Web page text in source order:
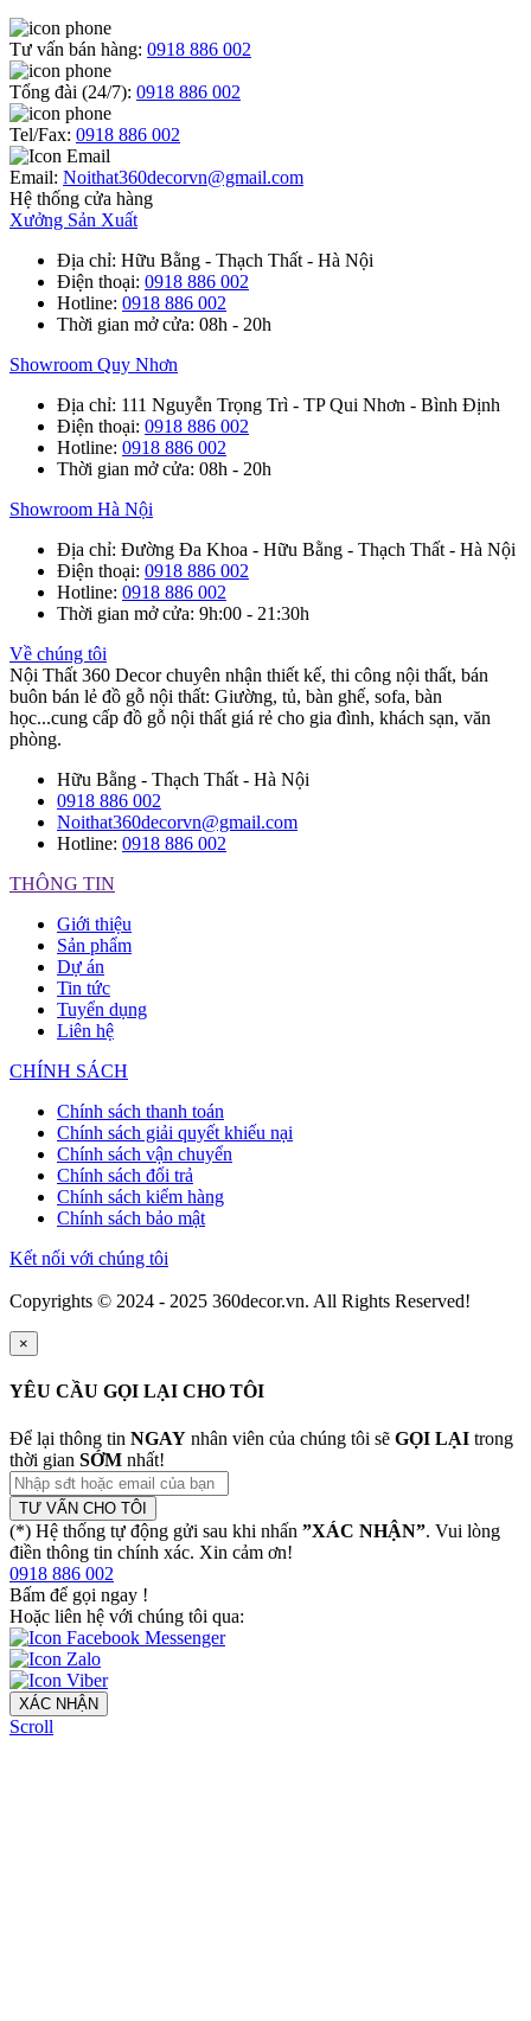
Tư vấn bán hàng: 0918 886 002
Tổng đài (24/7): 0918 886 002
Tel/Fax: 0918 886 002
Email: Noithat360decorvn@gmail.com
Hệ thống cửa hàng
Xưởng Sản Xuất
Địa chỉ: Hữu Bằng - Thạch Thất - Hà Nội
Điện thoại: 0918 886 002
Hotline: 0918 886 002
Thời gian mở cửa: 08h - 20h
Showroom Quy Nhơn
Địa chỉ: 111 Nguyễn Trọng Trì - TP Qui Nhơn - Bình Định
Điện thoại: 0918 886 002
Hotline: 0918 886 002
Thời gian mở cửa: 08h - 20h
Showroom Hà Nội
Địa chỉ: Đường Đa Khoa - Hữu Bằng - Thạch Thất - Hà Nội
Điện thoại: 0918 886 002
Hotline: 0918 886 002
Thời gian mở cửa: 9h:00 - 21:30h
Về chúng tôi
Nội Thất 360 Decor chuyên nhận thiết kế, thi công nội thất, bán
buôn bán lẻ đồ gỗ nội thất: Giường, tủ, bàn ghế, sofa, bàn
học...cung cấp đồ gỗ nội thất giá rẻ cho gia đình, khách sạn, văn
phòng.
Hữu Bằng - Thạch Thất - Hà Nội
0918 886 002
Noithat360decorvn@gmail.com
Hotline: 0918 886 002
THÔNG TIN
Giới thiệu
Sản phẩm
Dự án
Tin tức
Tuyển dụng
Liên hệ
CHÍNH SÁCH
Chính sách thanh toán
Chính sách giải quyết khiếu nại
Chính sách vận chuyển
Chính sách đổi trả
Chính sách kiểm hàng
Chính sách bảo mật
Kết nối với chúng tôi
Copyrights © 2024 - 2025 360decor.vn. All Rights Reserved!
×
YÊU CẦU GỌI LẠI CHO TÔI
Để lại thông tin NGAY nhân viên của chúng tôi sẽ GỌI LẠI trong
thời gian SỚM nhất!
TƯ VẤN CHO TÔI
(*) Hệ thống tự động gửi sau khi nhấn ”XÁC NHẬN”. Vui lòng
điền thông tin chính xác. Xin cảm ơn!
0918 886 002
Bấm để gọi ngay !
Hoặc liên hệ với chúng tôi qua:
XÁC NHẬN
Scroll